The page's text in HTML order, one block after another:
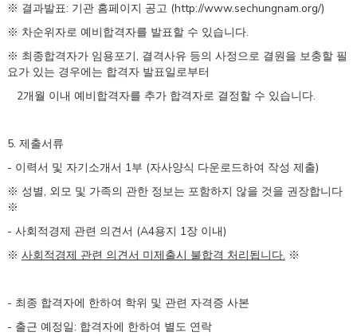
※ 결과발표: 기관 홈페이지 공고 (http://www.sechungnam.org/)
※ 차순위자로 예비합격자를 발표할 수 있습니다.
※ 최종합격자가 임용포기 , 결격사유 등의 사정으로 결원을 보충할 필
요가 있는 경우에는 합격자 발표일 로부터
2개월 이내 예비합격자를 추가 합격자로 결정할 수 있습니다.
5. 제출서류
- 이력서 및 자기소개서 1부 (자사양식 다운로드하여 작성 제출)
※ 성별, 외모 및 가족의 관한 정보는 포함하지 않을 것을 권장합니다
※
- 사회적경제 관련 의견서 (A4용지 1장 이내 )
※ 사회적경제 관련 의견서 미제출시 불합격 처리됩니다. ※
- 최종 합격자에 한하여 학위 및 관련 자격증 사본
- 출근 예정일: 합격자에 한하여 별도 연락